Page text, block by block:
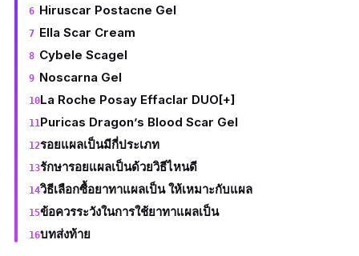
Hiruscar Postacne Gel
Ella Scar Cream
Cybele Scagel
Noscarna Gel
La Roche Posay Effaclar DUO[+]
Puricas Dragon’s Blood Scar Gel
รอยแผลเป็นมีกี่ประเภท
รักษารอยแผลเป็นด้วยวิธีไหนดี
วิธีเลือกซื้อยาทาแผลเป็น ให้เหมาะกับแผล
ข้อควรระวังในการใช้ยาทาแผลเป็น
บทส่งท้าย